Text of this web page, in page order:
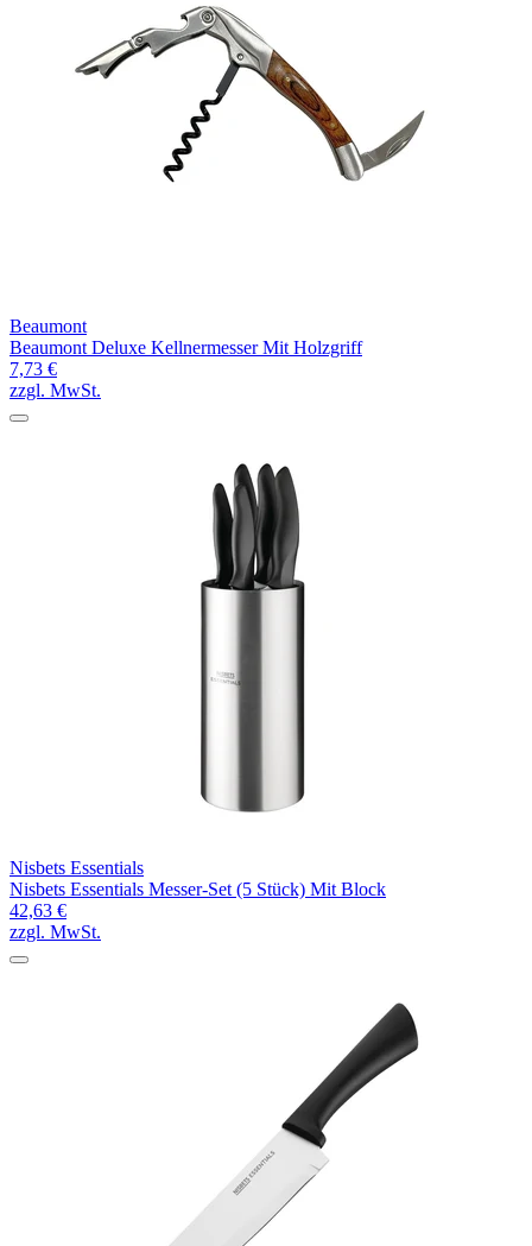
Beaumont
Beaumont Deluxe Kellnermesser Mit Holzgriff
7,73 €
zzgl. MwSt.
Nisbets Essentials
Nisbets Essentials Messer-Set (5 Stück) Mit Block
42,63 €
zzgl. MwSt.